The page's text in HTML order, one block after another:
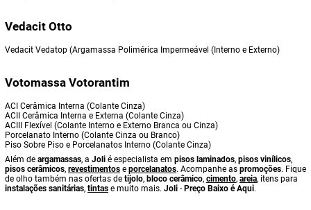
Vedacit Otto
Vedacit Vedatop (Argamassa Polimérica Impermeável (Interno e Externo)
Votomassa Votorantim
ACI Cerâmica Interna (Colante Cinza)
ACII Cerâmica Interna e Externa (Colante Cinza)
ACIII Flexível (Colante Interno e Externo Branca ou Cinza)
Porcelanato Interno (Colante Cinza ou Branco)
Piso Sobre Piso e Porcelanatos Interno (Colante Cinza)
Além de argamassas, a Joli é especialista em pisos laminados, pisos vinílicos,
pisos cerâmicos, revestimentos e porcelanatos. Acompanhe as promoções. Fique
de olho também nas ofertas de tijolo, bloco cerâmico, cimento, areia, itens para
instalações sanitárias, tintas e muito mais. Joli - Preço Baixo é Aqui.